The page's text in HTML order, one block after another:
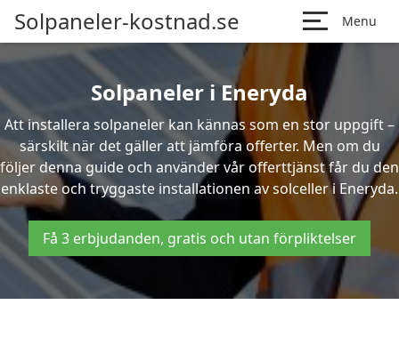
Solpaneler-kostnad.se Menu
Solpaneler i Eneryda
Att installera solpaneler kan kännas som en stor uppgift –
särskilt när det gäller att jämföra offerter. Men om du
följer denna guide och använder vår offerttjänst får du den
enklaste och tryggaste installationen av solceller i Eneryda.
Få 3 erbjudanden, gratis och utan förpliktelser